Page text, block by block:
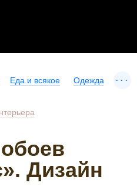
Еда и всякое Одежда ...
Дизайн